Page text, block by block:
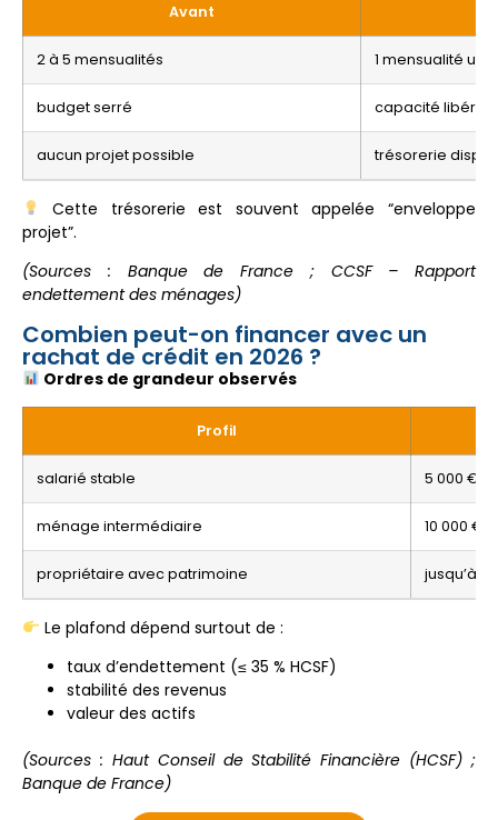
Avant
2 à 5 mensualités 1 mensualité
budget serré capacité libérée
aucun projet possible trésorerie
Cette trésorerie est souvent appelée “enveloppe
projet”.
(Sources : Banque de France ; CCSF – Rapport
endettement des ménages)
Combien peut-on financer avec un
rachat de crédit en 2026 ?
Ordres de grandeur observés
Profil
salarié stable 5 000 € à
ménage intermédiaire 10 000 €
propriétaire avec patrimoine jusqu’à
Le plafond dépend surtout de :
taux d’endettement (≤ 35 % HCSF)
stabilité des revenus
valeur des actifs
(Sources : Haut Conseil de Stabilité Financière (HCSF) ;
Banque de France)